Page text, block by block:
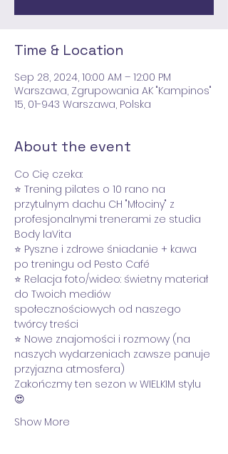
Time & Location
Sep 28, 2024, 10:00 AM – 12:00 PM
Warszawa, Zgrupowania AK "Kampinos"
15, 01-943 Warszawa, Polska
About the event
Co Cię czeka:
⭐️ Trening pilates o 10 rano na
przytulnym dachu CH "Młociny" z
profesjonalnymi trenerami ze studia
Body laVita
⭐️ Pyszne i zdrowe śniadanie + kawa
po treningu od Pesto Café
⭐️ Relacja foto/wideo: świetny materiał
do Twoich mediów
społecznościowych od naszego
twórcy treści
⭐️ Nowe znajomości i rozmowy (na
naszych wydarzeniach zawsze panuje
przyjazna atmosfera)
Zakończmy ten sezon w WIELKIM stylu
😍
Show More